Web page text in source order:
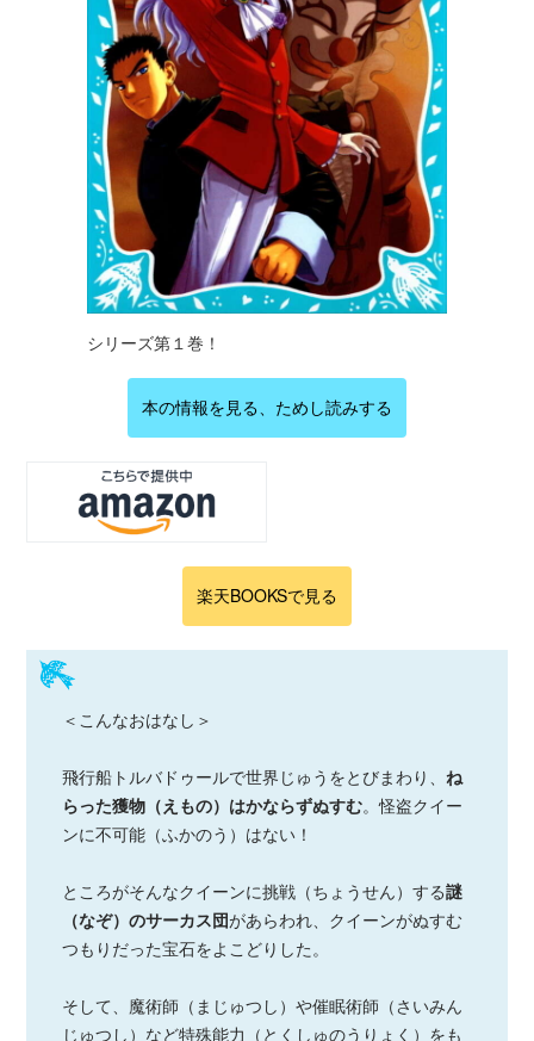
シリーズ第１巻！
本の情報を見る、ためし読みする
楽天BOOKSで見る
＜こんなおはなし＞
飛行船トルバドゥールで世界じゅうをとびまわり、ね
らった獲物（えもの）はかならずぬすむ。怪盗クイー
ンに不可能（ふかのう）はない！
ところがそんなクイーンに挑戦（ちょうせん）する謎
（なぞ）のサーカス団があらわれ、クイーンがぬすむ
つもりだった宝石をよこどりした。
そして、魔術師（まじゅつし）や催眠術師（さいみん
じゅつし）など特殊能力（とくしゅのうりょく）をも